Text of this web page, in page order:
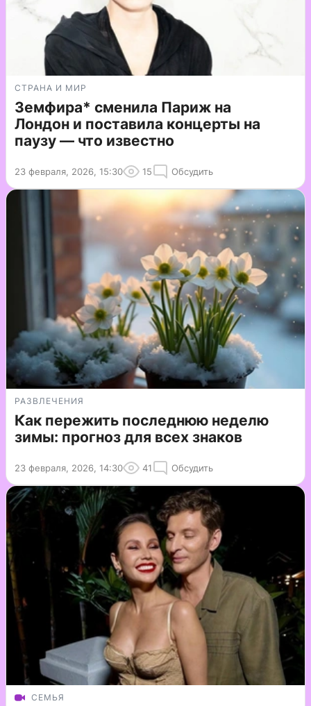
СТРАНА И МИР
Земфира* сменила Париж на
Лондон и поставила концерты на
паузу — что известно
23 февраля, 2026, 15:30 15 Обсудить
РАЗВЛЕЧЕНИЯ
Как пережить последнюю неделю
зимы: прогноз для всех знаков
23 февраля, 2026, 14:30 41 Обсудить
СЕМЬЯ